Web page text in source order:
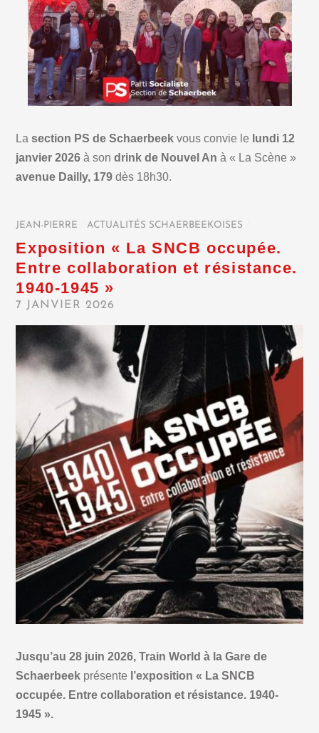
La section PS de Schaerbeek vous convie le lundi 12
janvier 2026 à sondrink de Nouvel An à « La Scène »
avenue Dailly, 179 dès 18h30.
JEAN-PIERRE ACTUALITÉS SCHAERBEEKOISES
Exposition « La SNCB occupée.
Entre collaboration et résistance.
1940-1945 »
7 JANVIER 2026
Jusqu’au 28 juin 2026, Train World à la Gare de
Schaerbeek présente l’exposition « La SNCB
occupée. Entre collaboration et résistance. 1940-
1945 ».